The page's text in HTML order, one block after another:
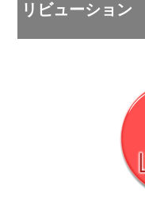
リビューション